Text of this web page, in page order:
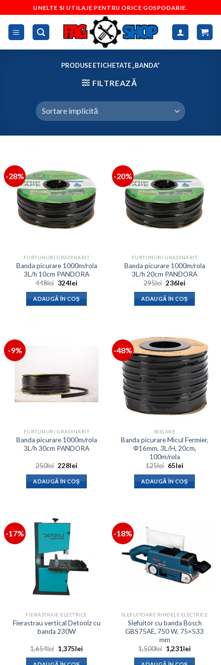
to
content
UNELTE SI UTILAJE PENTRU ORICE GOSPODARIE.
PRODUSE ETICHETATE „BANDA”
FILTREAZĂ
-28%
FURTUNURI GRADINARIT
Banda picurare 1000m/rola
3L/h 10cm PANDORA
448lei Prețul
a
fost:
448lei.
324leiPrețul
este:
324lei.
ADAUGĂ ÎN COȘ
-20%
FURTUNURI GRADINARIT
Banda picurare 1000m/rola
3L/h 20cm PANDORA
295lei Prețul
a
fost:
295lei.
236leiPrețul
este:
236lei.
ADAUGĂ ÎN COȘ
-9%
FURTUNURI GRADINARIT
Banda picurare 1000m/rola
3L/h 30cm PANDORA
250lei Prețul
a
fost:
250lei.
228leiPrețul
este:
228lei.
ADAUGĂ ÎN COȘ
-48%
IRIGARE
Banda picurare Micul Fermier,
Φ16mm, 3L/H, 20cm,
100m/rola
125lei Prețul
a
fost:
125lei.
65leiPrețul
este:
65lei.
ADAUGĂ ÎN COȘ
-17%
FIERASTRAIE ELECTRICE
Fierastrau vertical Detoolz cu
banda 230W
1,654lei Prețul
inițial
a
1,375leiPrețul
-18%
SLEFUITOARE RINDELE ELECTRICE
Slefuitor cu banda Bosch
GBS75AE, 750 W, 75×533
mm
1,500lei Prețul
inițial
a
1,231leiPrețul